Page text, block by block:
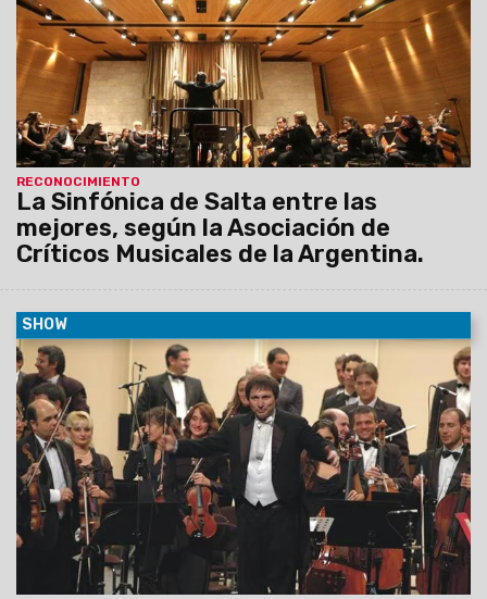
RECONOCIMIENTO
La Sinfónica de Salta entre las
mejores, según la Asociación de
Críticos Musicales de la Argentina.
exterior.
SHOW
11/03/2015
La Orquesta Sinfónica de Salta dejará
oficialmente inaugurada la Temporada 2015 con el estreno de
la Sinfonía Nº 6 de Mahler, el viernes 13 de marzo, a las 21.30,
en el Teatro Provincial. Entrada gratuita. Dirección: Jorge
Lhez.